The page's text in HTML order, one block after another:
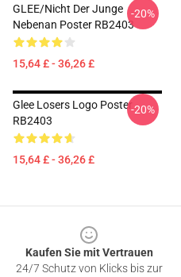
GLEE/Nicht Der Junge
Nebenan Poster RB2403
15,64 £ - 36,26 £
-20%
Glee Losers Logo Poster
RB2403
15,64 £ - 36,26 £
-20%
Kaufen Sie mit Vertrauen
24/7 Schutz von Klicks bis zur